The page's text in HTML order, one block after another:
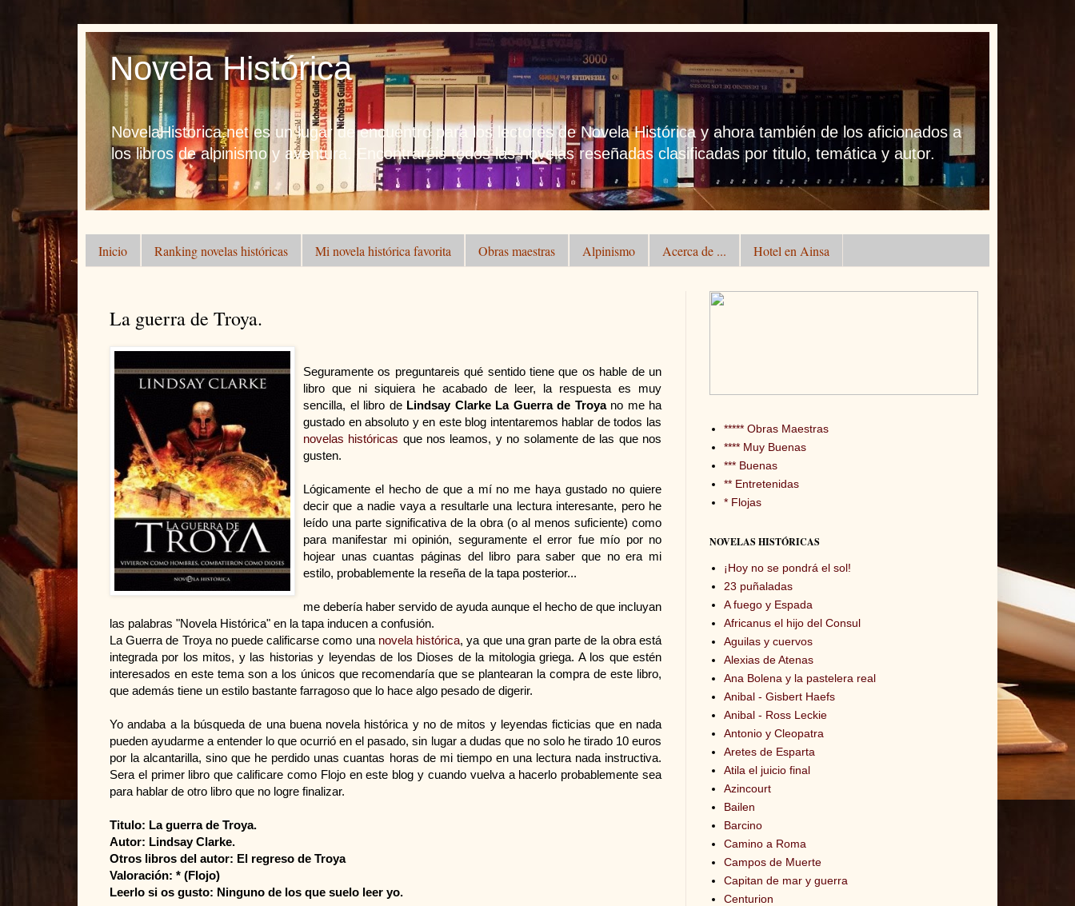
Novela Histórica
NovelaHistorica.net es un lugar de encuentro para los lectores de Novela Histórica y ahora también de los aficionados a
los libros de alpinismo y aventura. Encontraréis todos las novelas reseñadas clasificadas por titulo, temática y autor.
Inicio Ranking novelas históricas Mi novela histórica favorita Obras maestras Alpinismo Acerca de ... Hotel en Ainsa
La guerra de Troya.
Seguramente os preguntareis qué sentido tiene que os hable de un
libro que ni siquiera he acabado de leer, la respuesta es muy
sencilla, el libro de Lindsay Clarke La Guerra de Troyano me ha
gustado en absoluto y en este blog intentaremos hablar de todos las
novelas históricas que nos leamos, y no solamente de las que nos
gusten.
Lógicamente el hecho de que a mí no me haya gustado no quiere
decir que a nadie vaya a resultarle una lectura interesante, pero he
leído una parte significativa de la obra (o al menos suficiente) como
para manifestar mi opinión, seguramente el error fue mío por no
hojear unas cuantas páginas del libro para saber que no era mi
estilo, probablemente la reseña de la tapa posterior...
me debería haber servido de ayuda aunque el hecho de que incluyan
las palabras "Novela Histórica" en la tapa inducen a confusión.
La Guerra de Troya no puede calificarse como una novela histórica, ya que una gran parte de la obra está
integrada por los mitos, y las historias y leyendas de los Dioses de la mitologia griega. A los que estén
interesados en este tema son a los únicos que recomendaría que se plantearan la compra de este libro,
que además tiene un estilo bastante farragoso que lo hace algo pesado de digerir.
Yo andaba a la búsqueda de una buena novela histórica y no de mitos y leyendas ficticias que en nada
pueden ayudarme a entender lo que ocurrió en el pasado, sin lugar a dudas que no solo he tirado 10 euros
por la alcantarilla, sino que he perdido unas cuantas horas de mi tiempo en una lectura nada instructiva.
Sera el primer libro que calificare como Flojo en este blog y cuando vuelva a hacerlo probablemente sea
para hablar de otro libro que no logre finalizar.
Titulo: La guerra de Troya.
Autor: Lindsay Clarke.
Otros libros del autor: El regreso de Troya
Valoración: * (Flojo)
Leerlo si os gusto: Ninguno de los que suelo leer yo.
***** Obras Maestras
**** Muy Buenas
*** Buenas
** Entretenidas
* Flojas
NOVELAS HISTÓRICAS
¡Hoy no se pondrá el sol!
23 puñaladas
A fuego y Espada
Africanus el hijo del Consul
Aguilas y cuervos
Alexias de Atenas
Ana Bolena y la pastelera real
Anibal - Gisbert Haefs
Anibal - Ross Leckie
Antonio y Cleopatra
Aretes de Esparta
Atila el juicio final
Azincourt
Bailen
Barcino
Camino a Roma
Campos de Muerte
Capitan de mar y guerra
Centurion